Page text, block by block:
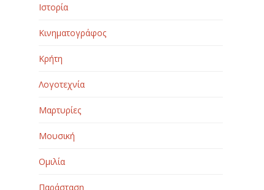
Ιστορία
Κινηματογράφος
Κρήτη
Λογοτεχνία
Μαρτυρίες
Μουσική
Ομιλία
Παράσταση